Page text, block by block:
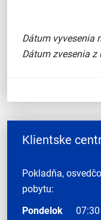
Dátum vyvesenia
Dátum zvesenia
Klientske
Pokladňa,
pobytu:
Pondelok